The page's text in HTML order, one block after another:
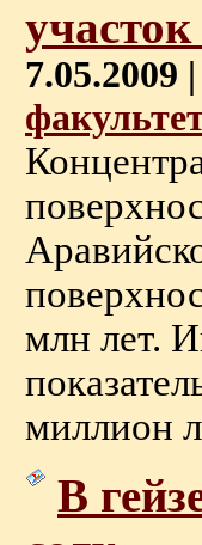
7.05.2009 |
млн лет.
миллион
В